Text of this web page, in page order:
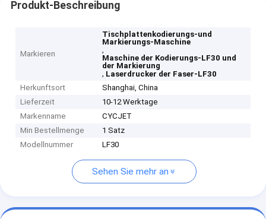
Produkt-Beschreibung
Markieren
Tischplattenkodierungs-und
Markierungs-Maschine
,
Maschine der Kodierungs-LF30 und
der Markierung
, Laserdrucker der Faser-LF30
Herkunftsort
Shanghai, China
Lieferzeit
10-12 Werktage
Markenname
CYCJET
Min Bestellmenge
1 Satz
Modellnummer
LF30
Sehen Sie mehr an